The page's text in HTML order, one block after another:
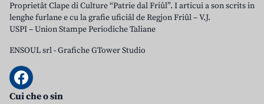
Proprietât Clape di Culture “Patrie dal Friûl”. I articui a son scrits in
lenghe furlane e cu la grafie uficiâl de Regjon Friûl – V.J.
USPI – Union Stampe Periodiche Taliane
ENSOUL srl-Grafiche GTower Studio
Cui che o sin